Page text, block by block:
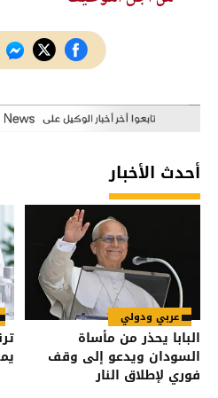
أحدث الأخبار
عربي ودولي
البابا يحذر من مأساة
السودان ويدعو إلى وقف
فوري لإطلاق النار